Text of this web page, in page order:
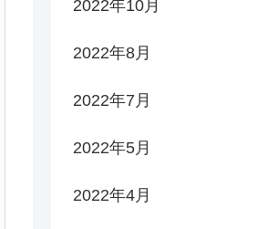
2022年10月
2022年8月
2022年7月
2022年5月
2022年4月